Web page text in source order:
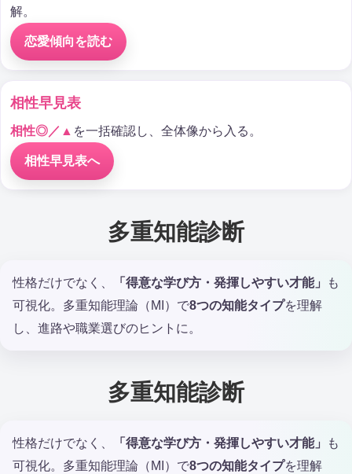
解。
恋愛傾向を読む
相性早見表
相性◎／▲ を一括確認し、全体像から入る。
相性早見表へ
多重知能診断
性格だけでなく、 「得意な学び方・発揮しやすい才能」
も
可視化。多重知能理論（MI）で8つの知能タイプを理解
し、進路や職業選びのヒントに。
多重知能診断
性格だけでなく、 「得意な学び方・発揮しやすい才能」
も
可視化。多重知能理論（MI）で8つの知能タイプを理解